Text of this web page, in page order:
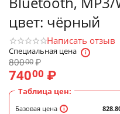
цвет: чёрный
Написать отзыв
Специальная цена
80000₽
74000 ₽
Таблица цен:
Базовая цена